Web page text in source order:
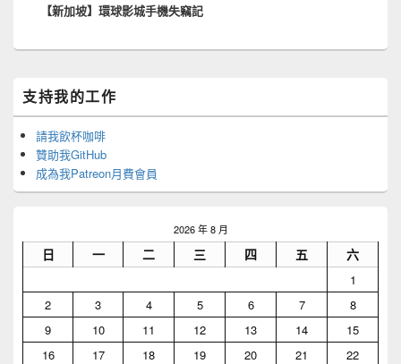
post:
【新加坡】環球影城手機失竊記
Sidebar
Widget
Area
支持我的工作
請我飲杯咖啡
贊助我GitHub
成為我Patreon月費會員
2026 年 8 月
日 一 二 三 四 五 六
1
2
3 4 5 6 7
8
9
10 11 12 13 14
15
16
17 18 19 20 21
22